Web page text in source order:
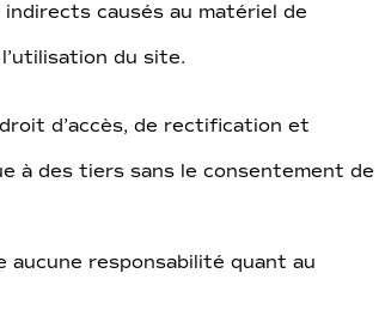
causés au matériel de
du site.
d’accès, de rectification et
à des tiers sans le consentement de
aucune responsabilité quant au